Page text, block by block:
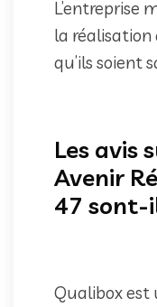
L’entreprise
la réalisation
qu’ils soient
Les avis
Avenir
47 sont-
Qualibox est